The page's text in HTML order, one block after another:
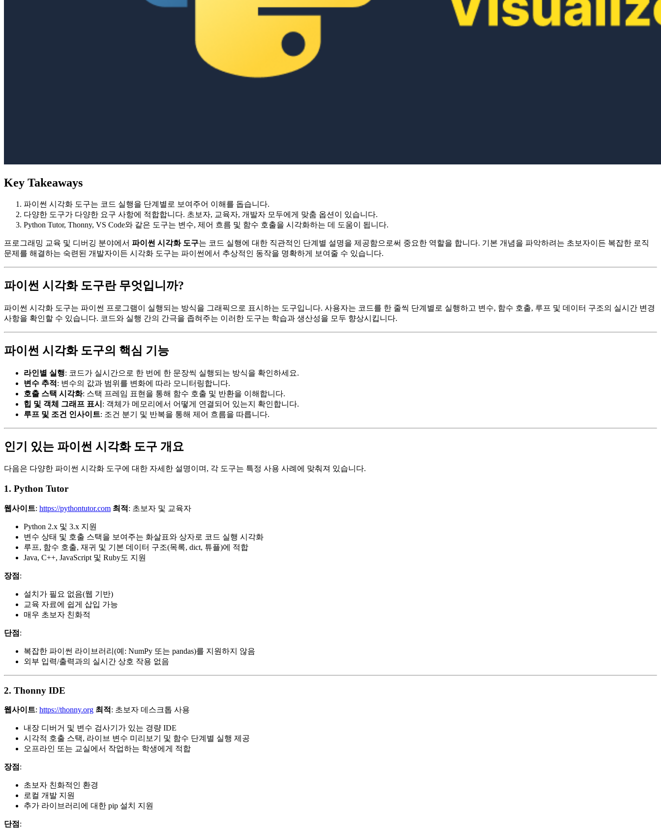
Key Takeaways
파이썬 시각화 도구는 코드 실행을 단계별로 보여주어 이해를 돕습니다.
다양한 도구가 다양한 요구 사항에 적합합니다. 초보자, 교육자, 개발자 모두에게 맞춤 옵션이 있습니다.
Python Tutor, Thonny, VS Code와 같은 도구는 변수, 제어 흐름 및 함수 호출을 시각화하는 데 도움이 됩니다.
프로그래밍 교육 및 디버깅 분야에서 파이썬 시각화 도구는 코드 실행에 대한 직관적인 단계별 설명을 제공함으로써 중요한 역할을 합니다. 기본 개념을 파악하려는 초보자이든 복잡한 로직
문제를 해결하는 숙련된 개발자이든 시각화 도구는 파이썬에서 추상적인 동작을 명확하게 보여줄 수 있습니다.
파이썬 시각화 도구란 무엇입니까?
파이썬 시각화 도구는 파이썬 프로그램이 실행되는 방식을 그래픽으로 표시하는 도구입니다. 사용자는 코드를 한 줄씩 단계별로 실행하고 변수, 함수 호출, 루프 및 데이터 구조의 실시간 변경
사항을 확인할 수 있습니다. 코드와 실행 간의 간극을 좁혀주는 이러한 도구는 학습과 생산성을 모두 향상시킵니다.
파이썬 시각화 도구의 핵심 기능
라인별 실행: 코드가 실시간으로 한 번에 한 문장씩 실행되는 방식을 확인하세요.
변수 추적 : 변수의 값과 범위를 변화에 따라 모니터링합니다.
호출 스택 시각화: 스택 프레임 표현을 통해 함수 호출 및 반환을 이해합니다.
힙 및 객체 그래프 표시 : 객체가 메모리에서 어떻게 연결되어 있는지 확인합니다.
루프 및 조건 인사이트: 조건 분기 및 반복을 통해 제어 흐름을 따릅니다.
인기 있는 파이썬 시각화 도구 개요
다음은 다양한 파이썬 시각화 도구에 대한 자세한 설명이며, 각 도구는 특정 사용 사례에 맞춰져 있습니다.
1. Python Tutor
웹사이트: https://pythontutor.com 최적 : 초보자 및 교육자
Python 2.x 및 3.x 지원
변수 상태 및 호출 스택을 보여주는 화살표와 상자로 코드 실행 시각화
루프, 함수 호출, 재귀 및 기본 데이터 구조(목록, dict, 튜플)에 적합
Java, C++, JavaScript 및 Ruby도 지원
장점 :
설치가 필요 없음(웹 기반)
교육 자료에 쉽게 삽입 가능
매우 초보자 친화적
단점 :
복잡한 파이썬 라이브러리(예: NumPy 또는 pandas)를 지원하지 않음
외부 입력/출력과의 실시간 상호 작용 없음
2. Thonny IDE
웹사이트: https://thonny.org 최적 : 초보자 데스크톱 사용
내장 디버거 및 변수 검사기가 있는 경량 IDE
시각적 호출 스택, 라이브 변수 미리보기 및 함수 단계별 실행 제공
오프라인 또는 교실에서 작업하는 학생에게 적합
장점 :
초보자 친화적인 환경
로컬 개발 지원
추가 라이브러리에 대한 pip 설치 지원
단점 :